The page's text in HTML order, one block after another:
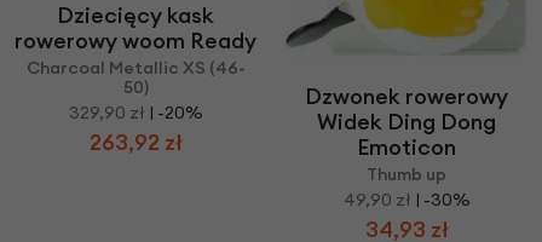
Dziecięcy kask
rowerowy woom Ready
Charcoal Metallic XS (46-
50)
329,90 zł | -20%
263,92 zł
Dzwonek rowerowy
Widek Ding Dong
Emoticon
Thumb up
49,90 zł | -30%
34,93 zł